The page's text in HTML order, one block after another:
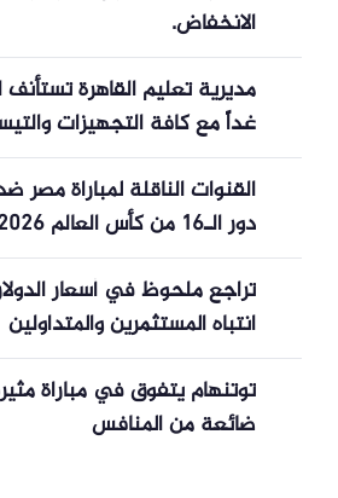
الانخفاض.
مديرية تعليم القاهرة
غداً مع كافة التجهيزات
القنوات الناقلة لمباراة مصر
والترددات وطريقة مشاهدة
تراجع ملحوظ في أسعار
انتباه المستثمرين والمتداولين
توتنهام يتفوق في مباراة
ضائعة من المنافس